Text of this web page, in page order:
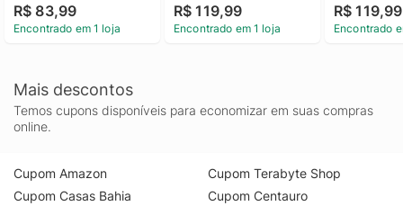
R$ 83,99
Encontrado em 1 loja
R$ 119,99
Encontrado em 1 loja
R$ 119,99
Encontrado
Mais descontos
Temos cupons disponíveis para economizar em suas compras
online.
Cupom Amazon
Cupom Casas Bahia
Cupom Terabyte Shop
Cupom Centauro